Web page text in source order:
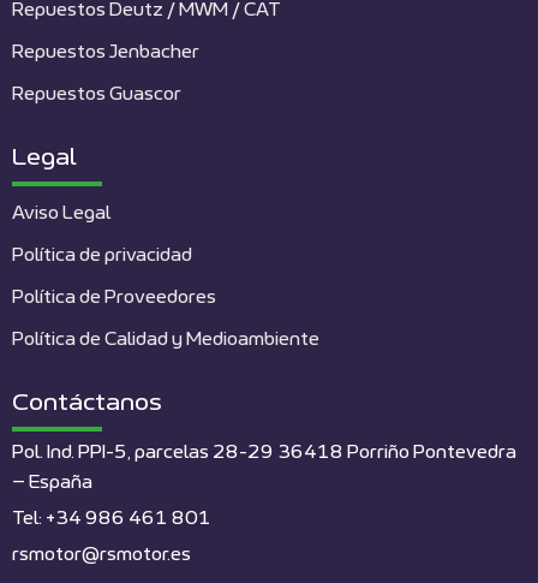
Repuestos Deutz / MWM / CAT
Repuestos Jenbacher
Repuestos Guascor
Legal
Aviso Legal
Política de privacidad
Política de Proveedores
Política de Calidad y Medioambiente
Contáctanos
Pol. Ind. PPI-5, parcelas 28-29 36418 Porriño Pontevedra
– España
Tel: +34 986 461 801
rsmotor@rsmotor.es